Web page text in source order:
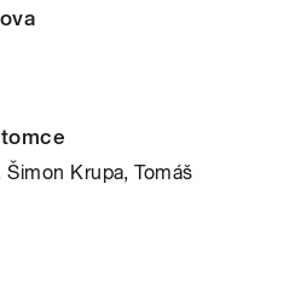
Šimon Krupa, Tomáš